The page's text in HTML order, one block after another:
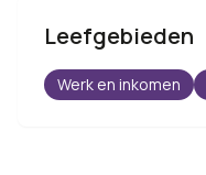
Leefgebieden
Werk en inkomen